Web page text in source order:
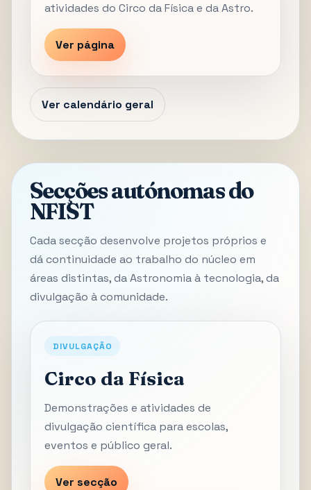
atividades do Circo da Física e da Astro.
Ver página
Ver calendário geral
Secções autónomas do
NFIST
Cada secção desenvolve projetos próprios e
dá continuidade ao trabalho do núcleo em
áreas distintas, da Astronomia à tecnologia, da
divulgação à comunidade.
DIVULGAÇÃO
Circo da Física
Demonstrações e atividades de
divulgação científica para escolas,
eventos e público geral.
Ver secção